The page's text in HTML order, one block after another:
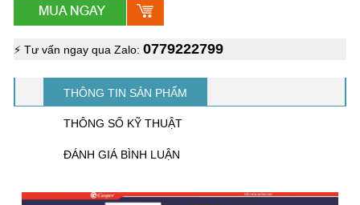
⚡ Tư vấn ngay qua Zalo: 0779222799
THÔNG TIN SẢN PHẨM
THÔNG SỐ KỸ THUẬT
ĐÁNH GIÁ BÌNH LUẬN